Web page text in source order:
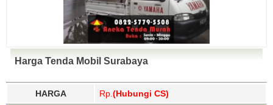
Harga Tenda Mobil Surabaya
HARGA Rp. (Hubungi CS)